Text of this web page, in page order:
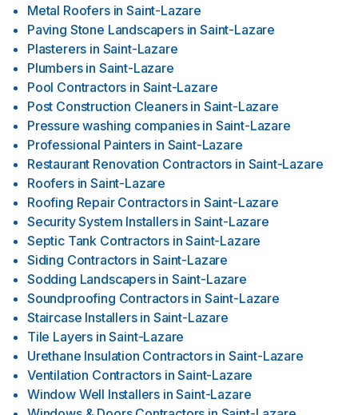
Metal Roofers in Saint-Lazare
Paving Stone Landscapers in Saint-Lazare
Plasterers in Saint-Lazare
Plumbers in Saint-Lazare
Pool Contractors in Saint-Lazare
Post Construction Cleaners in Saint-Lazare
Pressure washing companies in Saint-Lazare
Professional Painters in Saint-Lazare
Restaurant Renovation Contractors in Saint-Lazare
Roofers in Saint-Lazare
Roofing Repair Contractors in Saint-Lazare
Security System Installers in Saint-Lazare
Septic Tank Contractors in Saint-Lazare
Siding Contractors in Saint-Lazare
Sodding Landscapers in Saint-Lazare
Soundproofing Contractors in Saint-Lazare
Staircase Installers in Saint-Lazare
Tile Layers in Saint-Lazare
Urethane Insulation Contractors in Saint-Lazare
Ventilation Contractors in Saint-Lazare
Window Well Installers in Saint-Lazare